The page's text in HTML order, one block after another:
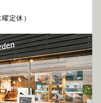
定休）